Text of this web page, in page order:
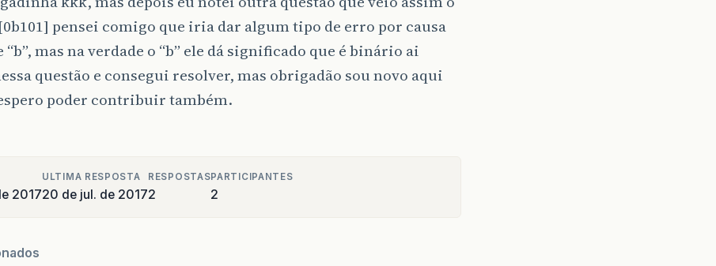
pensei comigo que iria dar algum tipo de erro por causa
“b”, mas na verdade o “b” ele dá significado que é binário ai
questão e consegui resolver, mas obrigadão sou novo aqui
poder contribuir também.
2017
ULTIMA RESPOSTA
20 de jul. de 2017
RESPOSTAS
2
PARTICIPANTES
2